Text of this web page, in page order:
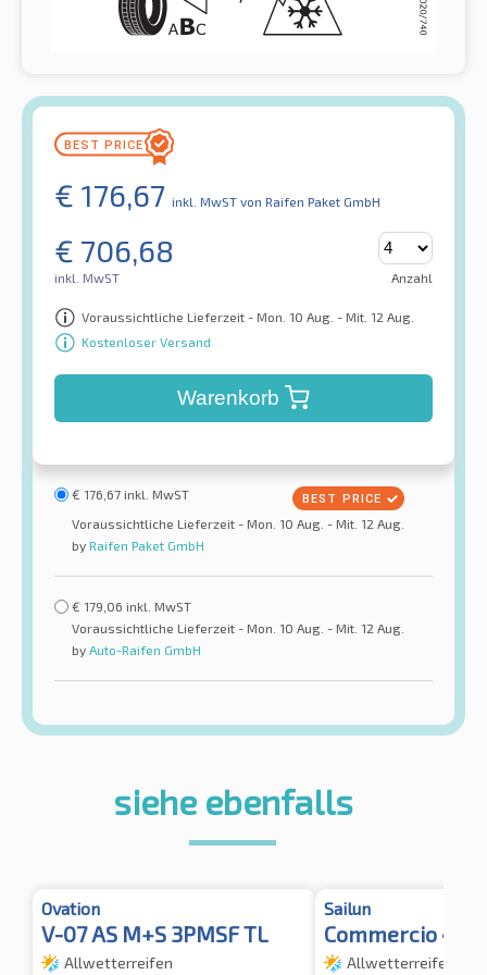
€ 176,67 inkl. MwST von Raifen Paket GmbH
€ 706,68
inkl. MwST Anzahl
Voraussichtliche Lieferzeit - Mon. 10 Aug. - Mit. 12 Aug.
Kostenloser Versand
Warenkorb
€ 176,67 inkl. MwST
Voraussichtliche Lieferzeit - Mon. 10 Aug. - Mit. 12 Aug.
by Raifen Paket GmbH
€ 179,06 inkl. MwST
Voraussichtliche Lieferzeit - Mon. 10 Aug. - Mit. 12 Aug.
by Auto-Raifen GmbH
siehe ebenfalls
Ovation
V-07 AS M+S 3PMSF TL
Allwetterreifen
Sailun
Commercio 4S
Allwetterreifen